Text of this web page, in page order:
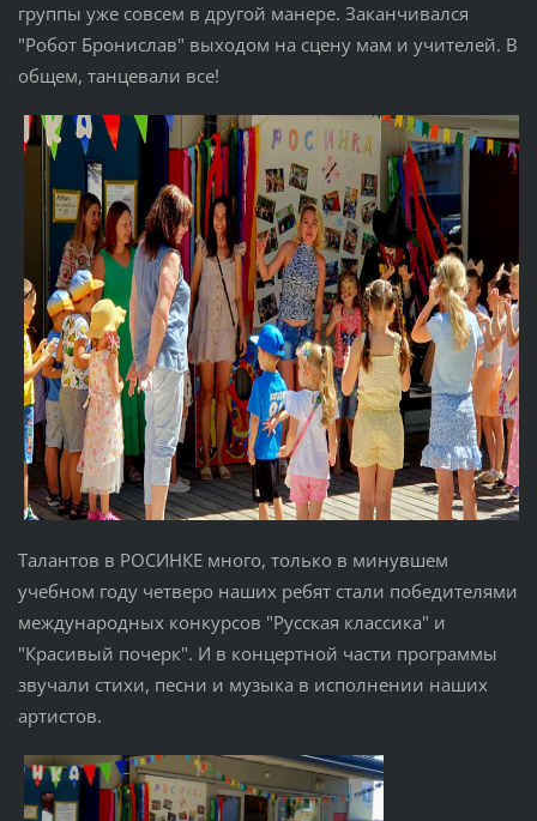
группы уже совсем в другой манере. Заканчивался
"Робот Бронислав" выходом на сцену мам и учителей. В
общем, танцевали все!
Талантов в РОСИНКЕ много, только в минувшем
учебном году четверо наших ребят стали победителями
международных конкурсов "Русская классика" и
"Красивый почерк". И в концертной части программы
звучали стихи, песни и музыка в исполнении наших
артистов.